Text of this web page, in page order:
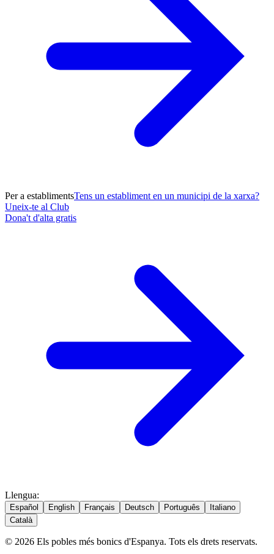
Per a establimentsTens un establiment en un municipi de la xarxa?
Uneix-te al Club
Dona't d'alta gratis
Llengua:
Español English Français Deutsch Português
Italiano
Català
© 2026 Els pobles més bonics d'Espanya. Tots els drets reservats.